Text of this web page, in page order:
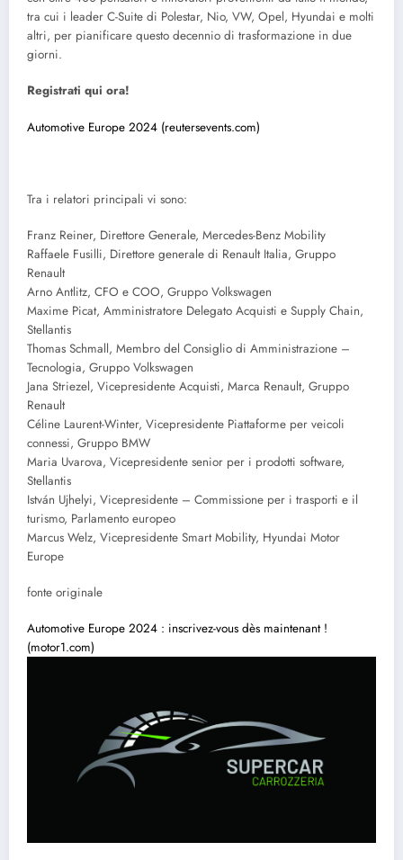
tra cui i leader C-Suite di Polestar, Nio, VW, Opel, Hyundai e molti
altri, per pianificare questo decennio di trasformazione in due
giorni.
Registrati qui ora!
Automotive Europe 2024 (reutersevents.com)
Tra i relatori principali vi sono:
Franz Reiner, Direttore Generale, Mercedes-Benz Mobility
Raffaele Fusilli, Direttore generale di Renault Italia, Gruppo
Renault
Arno Antlitz, CFO e COO, Gruppo Volkswagen
Maxime Picat, Amministratore Delegato Acquisti e Supply Chain,
Stellantis
Thomas Schmall, Membro del Consiglio di Amministrazione –
Tecnologia, Gruppo Volkswagen
Jana Striezel, Vicepresidente Acquisti, Marca Renault, Gruppo
Renault
Céline Laurent-Winter, Vicepresidente Piattaforme per veicoli
connessi, Gruppo BMW
Maria Uvarova, Vicepresidente senior per i prodotti software,
Stellantis
István Ujhelyi, Vicepresidente – Commissione per i trasporti e il
turismo, Parlamento europeo
Marcus Welz, Vicepresidente Smart Mobility, Hyundai Motor
Europe
fonte originale
Automotive Europe 2024 : inscrivez-vous dès maintenant !
(motor1.com)